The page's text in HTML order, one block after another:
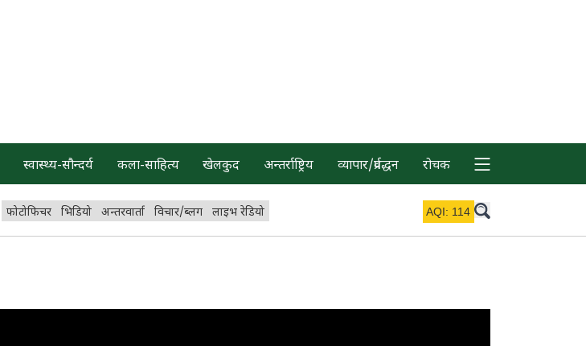
स्वास्थ्य-सौन्दर्य कला-साहित्य खेलकुद अन्तर्राष्ट्रिय व्यापार/प्रर्वद्धन रोचक
फोटोफिचर भिडियो अन्तरवार्ता विचार/ब्लग लाइभ रेडियो AQI: 114